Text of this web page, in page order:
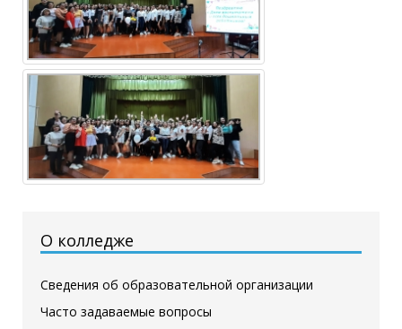
О колледже
Сведения об образовательной организации
Часто задаваемые вопросы